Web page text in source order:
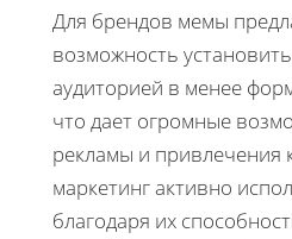
Для брендов мемы
возможность
аудиторией в менее
что дает огромные
рекламы и привлечения
маркетинг активно
благодаря их